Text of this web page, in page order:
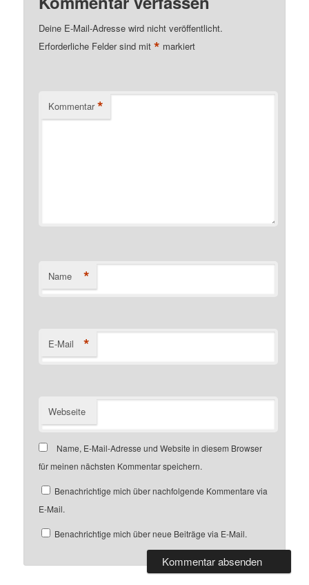
Deine E-Mail-Adresse wird nicht veröffentlicht.
Erforderliche Felder sind mit* markiert
Kommentar *
Name *
E-Mail *
Webseite
Name, E-Mail-Adresse und Website in diesem Browser
für meinen nächsten Kommentar speichern.
Benachrichtige mich über nachfolgende Kommentare via
E-Mail.
Benachrichtige mich über neue Beiträge via E-Mail.